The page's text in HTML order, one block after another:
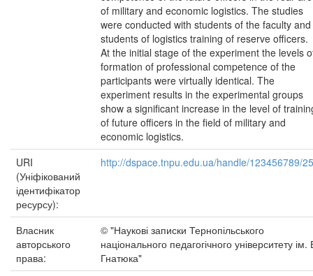
of military and economic logistics. The studies
were conducted with students of the faculty and
students of logistics training of reserve officers.
At the initial stage of the experiment the levels
formation of professional competence of the
participants were virtually identical. The
experiment results in the experimental groups
show a significant increase in the level of
of future officers in the field of military and
economic logistics.
URI
(Уніфікований
ідентифікатор
ресурсу):
http://dspace.tnpu.edu.ua/handle/123456789/
Власник
авторського
права:
© "Наукові записки Тернопільського
національного педагогічного університету ім.
Гнатюка"